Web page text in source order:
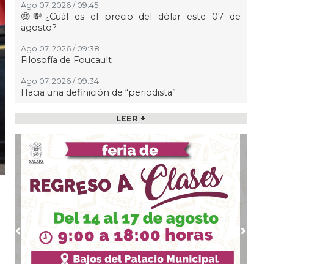
Ago 07, 2026 / 09:45
🤑💸¿Cuál es el precio del dólar este 07 de
agosto?
Ago 07, 2026 / 09:38
Filosofía de Foucault
Ago 07, 2026 / 09:34
Hacia una definición de “periodista”
Ago 07, 2026 / 09:24
Municipio arrancará primera etapa de
rehabilitación en el boulevard 5 de febrero
Ago 07, 2026 / 09:16
DIF Medellín invita a la Campaña de Salud para
acercar servicios médicos a las familias
Ago 07, 2026 / 08:23
La mañanera de Claudia Sheinbaum 07/08/2026
Ago 07, 2026 / 08:03
¡Buen día! Excelente viernes, así amaneció
Cambio Digital 👍
LEER +
Previous Next